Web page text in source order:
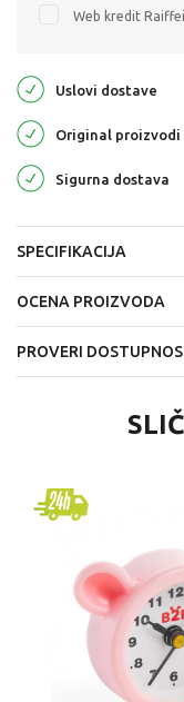
Web kredit
Uslovi dostave
Original proizvodi
Sigurna dostava
SPECIFIKACIJA
OCENA PROIZVODA
PROVERI